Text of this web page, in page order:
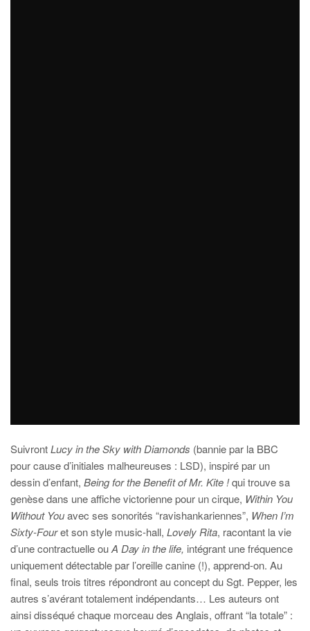
SuivrontLucy in the Sky with Diamonds (bannie par la BBC
pour cause d’initiales malheureuses : LSD), inspiré par un
dessin d’enfant, Being for the Benefit of Mr. Kite !qui trouve sa
genèse dans une affiche victorienne pour un cirque, Within You
Without Youavec ses sonorités “ravishankariennes”, When I’m
Sixty-Fouret son style music-hall, Lovely Rita, racontant la vie
d’une contractuelle ouA Day in the life, intégrant une fréquence
uniquement détectable par l’oreille canine (!), apprend-on. Au
final, seuls trois titres répondront au concept du Sgt. Pepper, les
autres s’avérant totalement indépendants… Les auteurs ont
ainsi disséqué chaque morceau des Anglais, offrant “la totale” :